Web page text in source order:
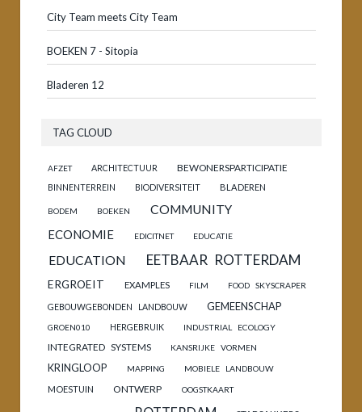
City Team meets City Team
BOEKEN 7 - Sitopia
Bladeren 12
TAG CLOUD
AFZET ARCHITECTUUR BEWONERSPARTICIPATIE
BINNENTERREIN BIODIVERSITEIT BLADEREN
BODEM BOEKEN
COMMUNITY
ECONOMIE
EDICITNET EDUCATIE
EDUCATION EETBAAR ROTTERDAM
ERGROEIT EXAMPLES FILM FOOD SKYSCRAPER
GEBOUWGEBONDEN LANDBOUW GEMEENSCHAP
GROEN010 HERGEBRUIK INDUSTRIAL ECOLOGY
INTEGRATED SYSTEMS KANSRIJKE VORMEN
KRINGLOOP MAPPING MOBIELE LANDBOUW
MOESTUIN ONTWERP OOGSTKAART